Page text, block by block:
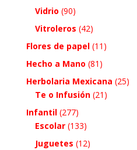
Vidrio (90)
Vitroleros (42)
Flores de papel (11)
Hecho a Mano (81)
Herbolaria Mexicana (25)
Te o Infusión (21)
Infantil (277)
Escolar (133)
Juguetes (12)